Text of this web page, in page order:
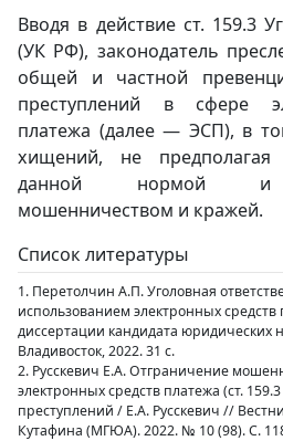
Вводя в действие ст. 159.3
(УК РФ), законодатель
общей и частной
преступлений в сфере
платежа (далее — ЭСП), в
хищений, не
данной нормой и
мошенничеством и кражей.
Список литературы
1. Перетолчин А.П. Уголовная
использованием электронных
диссертации кандидата юридических
Владивосток, 2022. 31 с.
2. Русскевич Е.А. Отграничение
электронных средств платежа (ст.
преступлений / Е.А. Русскевич //
Кутафина (МГЮА). 2022. № 10 (98). С.